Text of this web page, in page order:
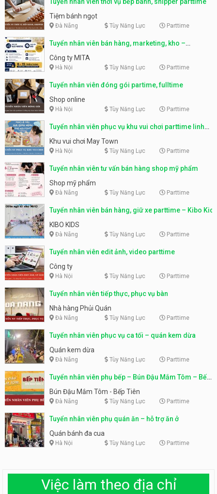
Tiệm bánh ngọt
Đà Nẵng Tùy Năng Lực Parttime
Tuyển nhân viên bán hàng, marketing, kho –
parttime, fulltime
Công ty MITA
Hà Nội Tùy Năng Lực Parttime
Tuyển nhân viên đóng gói partime, fulltime
Shop online
Hà Nội Tùy Năng Lực Parttime
Tuyển nhân viên phục vụ khu vui chơi parttime linh
động
Khu vui chơi May Town
Hà Nội Tùy Năng Lực Parttime
Tuyển nhân viên tư vấn bán hàng shop mỹ phẩm
Shop mỹ phẩm
Đà Nẵng Tùy Năng Lực Parttime
Tuyển nhân viên bán hàng, giữ xe parttime – Kibo Kid
KIBO KIDS
Đà Nẵng Tùy Năng Lực Parttime
Tuyển nhân viên edit ảnh, video parttime
Công ty
Hà Nội Tùy Năng Lực Parttime
Tuyển nhân viên tiếp thực, phục vụ bàn
Nhà hàng Phủi Quán
Đà Nẵng Tùy Năng Lực Parttime
Tuyển nhân viên phục vụ ca tối – quán kem dừa
Quán kem dừa
Đà Nẵng Tùy Năng Lực Parttime
Tuyển nhân viên phụ bếp – Bún Đậu Mắm Tôm – Bếp
Tiên
Bún Đậu Mắm Tôm - Bếp Tiên
Đà Nẵng Tùy Năng Lực Parttime
Tuyển nhân viên phụ quán ăn – hỗ trợ ăn ở
Quán bánh đa cua
Hà Nội Tùy Năng Lực Parttime
Việc làm theo địa chỉ